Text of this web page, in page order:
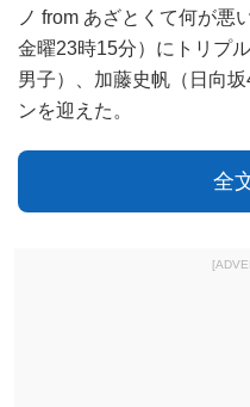
ノ from あざとくて何が悪
金曜23時15分）にトリプ
男子）、加藤史帆（日向
ンを迎えた。
全